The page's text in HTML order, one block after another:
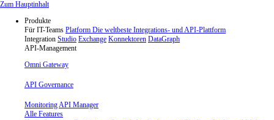
Skip
content
Zum Hauptinhalt
Produkte
Für IT-Teams Platform Die weltbeste Integrations- und API-Plattform
Integration Studio Exchange Konnektoren DataGraph
API-Management
Omni Gateway
API Governance
MonitoringAPI Manager
Alle Features